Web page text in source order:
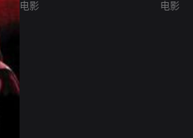
电影
电影